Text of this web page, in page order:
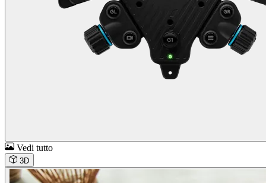
Vedi tutto
3D